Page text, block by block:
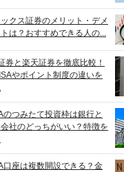
クス証券のメリット・デメ
は？おすすめできる人の...
券と楽天証券を徹底比較！
やポイント制度の違いを
のつみたて投資枠は銀行と
社のどっちがいい？特徴を
口座は複数開設できる？金